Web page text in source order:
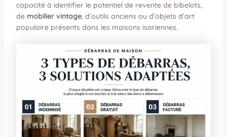
capacité à identifier le potentiel de revente de bibelots,
de mobilier vintage, d’outils anciens ou d’objets d’art
populaire présents dans les maisons isariennes.